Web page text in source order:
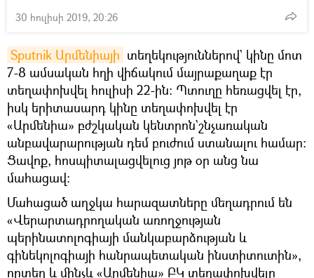
30 հուլիսի 2019, 20:26
Sputnik Արմենիայի տեղեկություններով` կինը մոտ
7-8 ամսական հղի վիճակում մայրաքաղաք էր
տեղափոխվել հուլիսի 22-ին։ Պտուղը հեռացվել էր,
իսկ երիտասարդ կինը տեղափոխվել էր
«Արմենիա» բժշկական կենտրոն`շնչառական
անբավարարության դեմ բուժում ստանալու համար։
Ցավոք, հոսպիտալացվելուց յոթ օր անց նա
մահացավ։
Մահացած աղջկա հարազատները մեղադրում են
«Վերարտադրողական առողջության
պերինատոլոգիայի մանկաբարձության և
գինեկոլոգիայի հանրապետական ինստիտուտին»,
որտեղ և մինչև «Արմենիա» ԲԿ տեղափոխվելը